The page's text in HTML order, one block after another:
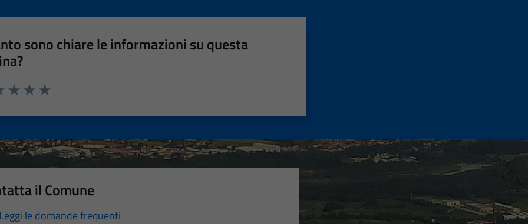
sono chiare le informazioni su questa
il Comune
Leggi le domande frequenti